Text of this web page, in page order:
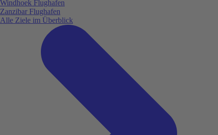
Windhoek Flughafen
Zanzibar Flughafen
Alle Ziele im Überblick